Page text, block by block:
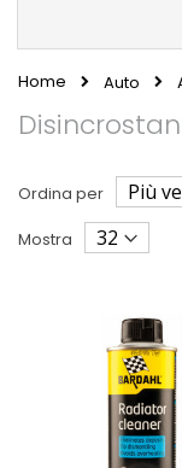
Home Auto
Ordina per
Mostra